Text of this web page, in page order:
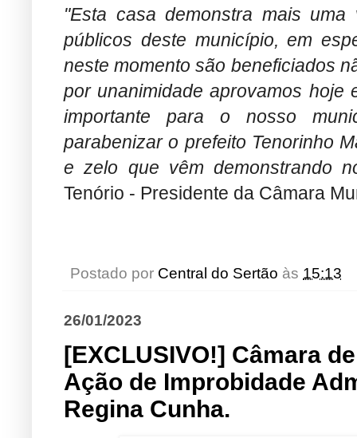
"Esta casa demonstra mais
públicos deste município, em
neste momento são beneficiados
por unanimidade aprovamos hoje
importante para o nosso
parabenizar o prefeito Tenorinho
e zelo que vêm demonstrando
Tenório - Presidente da Câmara
Postado por Central do Sertão às 15:13
26/01/2023
[EXCLUSIVO!] Câmara
Ação de Improbidade
Regina Cunha.